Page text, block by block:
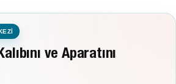
ve Aparatını